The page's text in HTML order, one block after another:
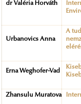
dr Valéria Horváth
Urbanovics Anna
A
Erna Weghofer-Vad
Zhansulu Muratova